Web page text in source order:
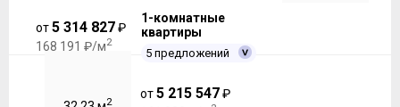
от5 314 827₽
168 191 ₽/м2
1-комнатные
квартиры
5 предложений
2
от5 215 547₽